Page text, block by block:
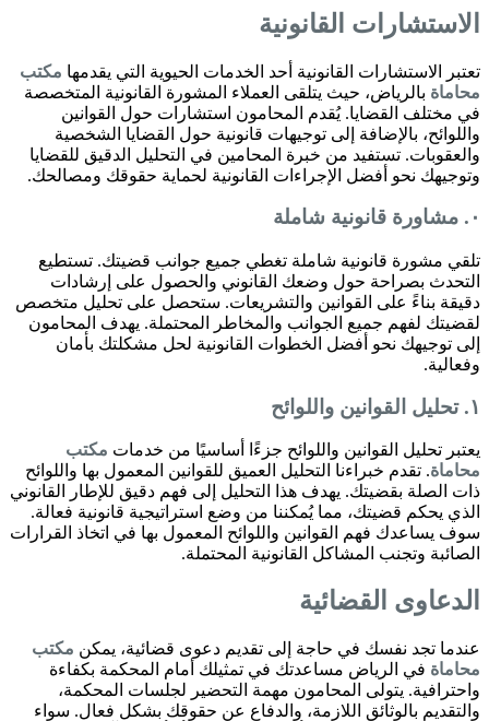
الاستشارات القانونية
تعتبر الاستشارات القانونية أحد الخدمات الحيوية التي يقدمها مكتب
محاماة بالرياض، حيث يتلقى العملاء المشورة القانونية المتخصصة
في مختلف القضايا. يُقدم المحامون استشارات حول القوانين
واللوائح، بالإضافة إلى توجيهات قانونية حول القضايا الشخصية
والعقوبات. تستفيد من خبرة المحامين في التحليل الدقيق للقضايا
وتوجيهك نحو أفضل الإجراءات القانونية لحماية حقوقك ومصالحك.
٠. مشاورة قانونية شاملة
تلقي مشورة قانونية شاملة تغطي جميع جوانب قضيتك. تستطيع
التحدث بصراحة حول وضعك القانوني والحصول على إرشادات
دقيقة بناءً على القوانين والتشريعات. ستحصل على تحليل متخصص
لقضيتك لفهم جميع الجوانب والمخاطر المحتملة. يهدف المحامون
إلى توجيهك نحو أفضل الخطوات القانونية لحل مشكلتك بأمان
وفعالية.
١. تحليل القوانين واللوائح
يعتبر تحليل القوانين واللوائح جزءًا أساسيًا من خدمات مكتب
محاماة. تقدم خبراءنا التحليل العميق للقوانين المعمول بها واللوائح
ذات الصلة بقضيتك. يهدف هذا التحليل إلى فهم دقيق للإطار القانوني
الذي يحكم قضيتك، مما يُمكننا من وضع استراتيجية قانونية فعالة.
سوف يساعدك فهم القوانين واللوائح المعمول بها في اتخاذ القرارات
الصائبة وتجنب المشاكل القانونية المحتملة.
الدعاوى القضائية
عندما تجد نفسك في حاجة إلى تقديم دعوى قضائية، يمكن مكتب
محاماة في الرياض مساعدتك في تمثيلك أمام المحكمة بكفاءة
واحترافية. يتولى المحامون مهمة التحضير لجلسات المحكمة،
والتقديم بالوثائق اللازمة، والدفاع عن حقوقك بشكل فعال. سواء